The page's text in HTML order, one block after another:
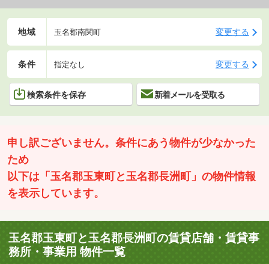
地域 玉名郡南関町 変更する
条件 指定なし 変更する
検索条件を保存 新着メールを受取る
申し訳ございません。条件にあう物件が少なかった
ため
以下は「玉名郡玉東町と玉名郡長洲町」の物件情報
を表示しています。
玉名郡玉東町と玉名郡長洲町の賃貸店舗・賃貸事
務所・事業用 物件一覧